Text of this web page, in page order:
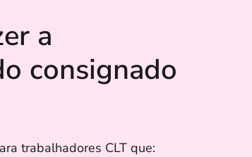
a
consignado
trabalhadores CLT que: